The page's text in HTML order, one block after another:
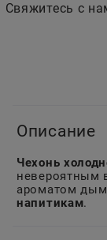
Свяжитесь с
Описание
Чехонь
невероятным
ароматом
напитикам.